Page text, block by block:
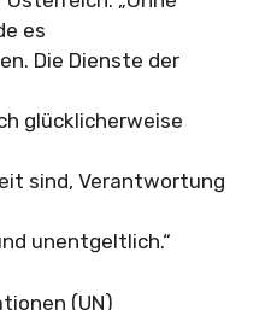
es
Die Dienste der
glücklicherweise
sind, Verantwortung
unentgeltlich.“
(UN)